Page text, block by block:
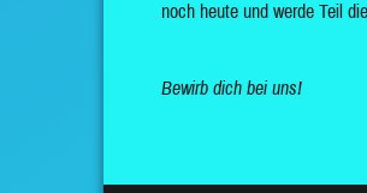
noch heute und werde Teil
Bewirb dich bei uns!